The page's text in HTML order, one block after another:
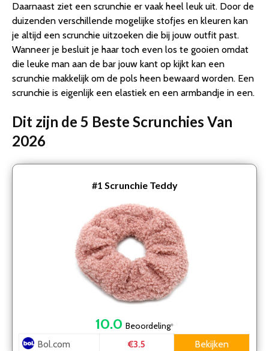
Daarnaast ziet een scrunchie er vaak heel leuk uit. Door de
duizenden verschillende mogelijke stofjes en kleuren kan
je altijd een scrunchie uitzoeken die bij jouw outfit past.
Wanneer je besluit je haar toch even los te gooien omdat
die leuke man aan de bar jouw kant op kijkt kan een
scrunchie makkelijk om de pols heen bewaard worden. Een
scrunchie is eigenlijk een elastiek en een armbandje in een.
Dit zijn de 5 Beste Scrunchies Van
2026
#1 Scrunchie Teddy
10.0 Beoordeling*
Bol.com €3.5 Bekijken